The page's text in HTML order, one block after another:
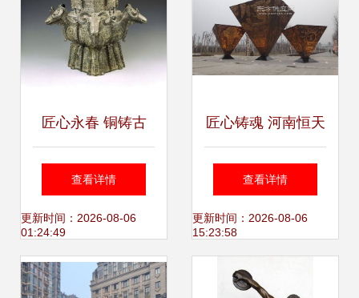
匠心永春 铜铸古
今，雕琢时空的技
艺传承
查看详情
更新时间：2026-08-06
01:24:49
匠心铸魂 河南恒天
铜雕引领广场雕塑
艺术新风尚
查看详情
更新时间：2026-08-06
15:23:58